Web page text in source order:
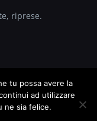
riprese.
tu possa avere la
ad utilizzare
ne sia felice.